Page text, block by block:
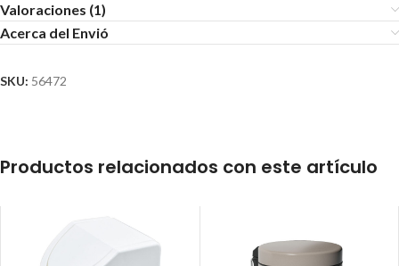
Valoraciones (1)
Acerca del Envió
SKU: 56472
Productos relacionados con este artículo